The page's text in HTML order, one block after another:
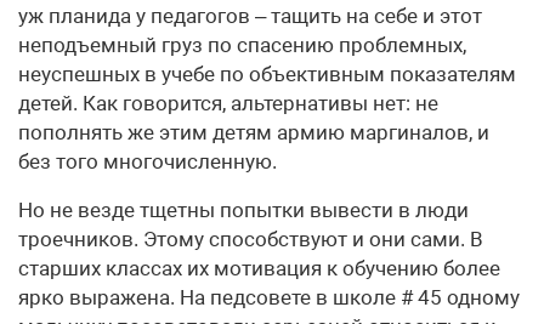
уж планида у педагогов – тащить на себе и этот
неподъемный груз по спасению проблемных,
неуспешных в учебе по объективным показателям
детей. Как говорится, альтернативы нет: не
пополнять же этим детям армию маргиналов, и
без того многочисленную.
Но не везде тщетны попытки вывести в люди
троечников. Этому способствуют и они сами. В
старших классах их мотивация к обучению более
ярко выражена. На педсовете в школе # 45 одному